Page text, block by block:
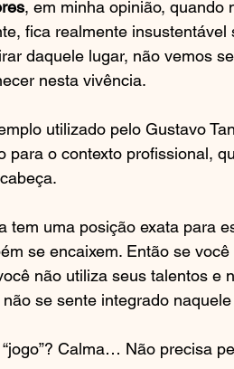
, em minha opinião, quando
fica realmente
daquele lugar, não vemos
nesta vivência.
utilizado pelo Gustavo
para o contexto profissional,
tem uma posição exata para
se encaixem. Então se
não utiliza seus talentos e
se sente integrado
Calma… Não precisa